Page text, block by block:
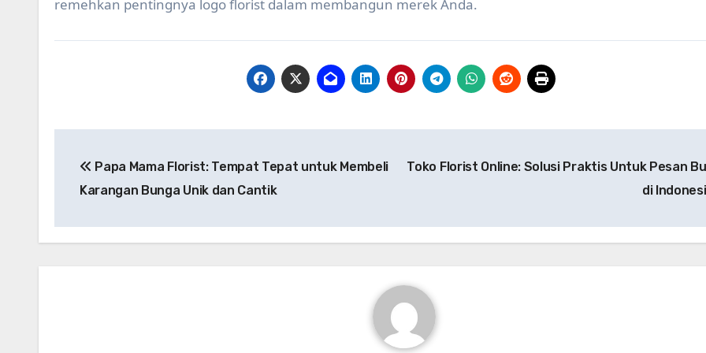
remehkan pentingnya logo florist dalam membangun merek Anda.
navigation
Papa Mama Florist: Tempat Tepat untuk Membeli
Karangan Bunga Unik dan Cantik
Toko Florist Online: Solusi Praktis Untuk Pesan
di